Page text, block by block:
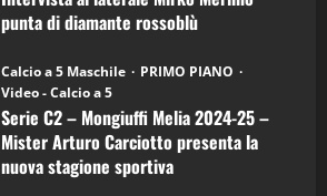
Carciotto
(Mongiuffi
punta di diamante rossoblù
Calcio a 5 Maschile
PRIMO PIANO
Video - Calcio a 5
Serie C2 – Mongiuffi Melia 2024-25 –
Mister Arturo Carciotto presenta la
nuova stagione sportiva
“SportEmpire” in Podcast: 26^ Puntata
(Martedi 07 Aprile 2026)
08/04/2026